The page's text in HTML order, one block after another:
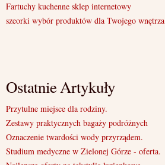
Fartuchy kuchenne sklep internetowy
szeorki wybór produktów dla Twojego wnętrza
Ostatnie Artykuły
Przytulne miejsce dla rodziny.
Zestawy praktycznych bagaży podróżnych
Oznaczenie twardości wody przyrządem.
Studium medyczne w Zielonej Górze - oferta.